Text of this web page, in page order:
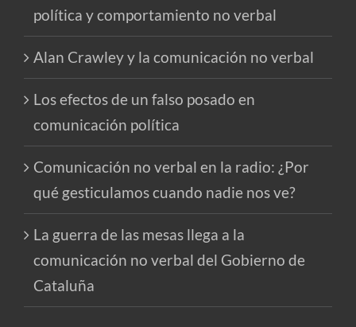
política y comportamiento no verbal
Alan Crawley y la comunicación no verbal
Los efectos de un falso posado en
comunicación política
Comunicación no verbal en la radio: ¿Por
qué gesticulamos cuando nadie nos ve?
La guerra de las mesas llega a la
comunicación no verbal del Gobierno de
Cataluña